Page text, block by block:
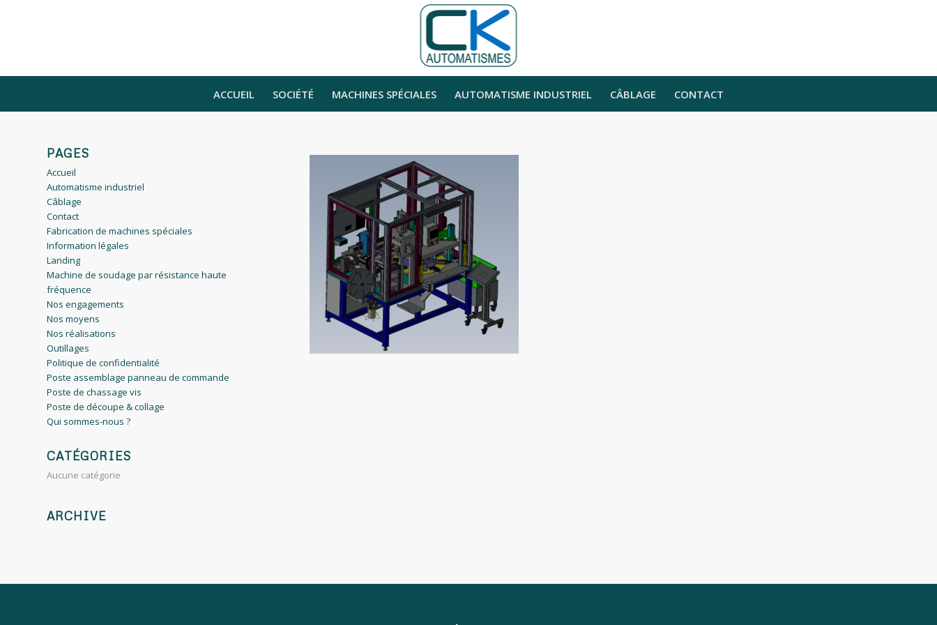
ACCUEIL SOCIÉTÉ MACHINES SPÉCIALES AUTOMATISME INDUSTRIEL CÂBLAGE CONTACT
PAGES
Accueil
Automatisme industriel
Câblage
Contact
Fabrication de machines spéciales
Information légales
Landing
Machine de soudage par résistance haute
fréquence
Nos engagements
Nos moyens
Nos réalisations
Outillages
Politique de confidentialité
Poste assemblage panneau de commande
Poste de chassage vis
Poste de découpe & collage
Qui sommes-nous ?
CATÉGORIES
Aucune catégorie
ARCHIVE